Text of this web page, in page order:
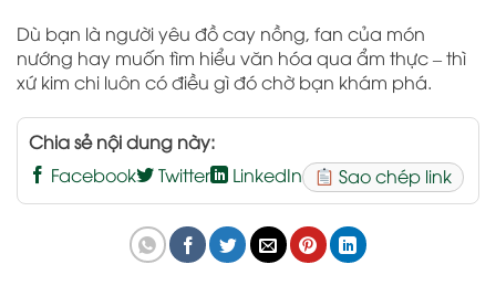
Dù bạn là người yêu đồ cay nồng, fan của món
nướng hay muốn tìm hiểu văn hóa qua ẩm thực – thì
xứ kim chi luôn có điều gì đó chờ bạn khám phá.
Chia sẻ nội dung này:
Facebook
Twitter LinkedIn Sao chép link